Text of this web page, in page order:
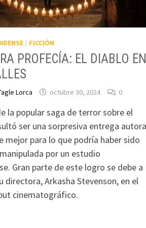
/ FICCIÓN
PROFECÍA: EL DIABLO
Lorca octubre 30, 2024 0
la popular saga de terror sobre el
ser una sorpresiva entrega
mejor para lo que podría haber sido
por un estudio
Gran parte de este logro se debe a
directora, Arkasha Stevenson, en el
cinematográfico.